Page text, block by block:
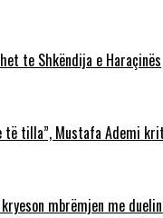
te Shkëndija e Haraçinës
tilla”, Mustafa Ademi
mbrëmjen me